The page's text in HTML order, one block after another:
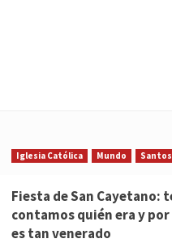
Iglesia Católica Mundo Santos
Fiesta de San Cayetano:
contamos quién era y por
es tan venerado